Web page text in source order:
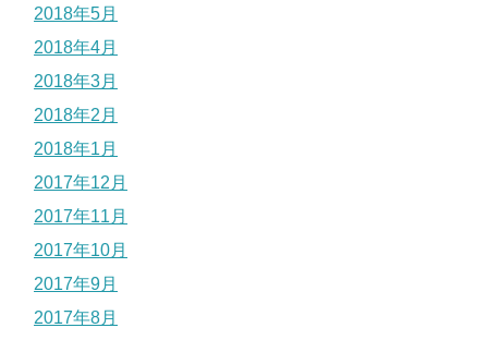
2018年5月
2018年4月
2018年3月
2018年2月
2018年1月
2017年12月
2017年11月
2017年10月
2017年9月
2017年8月